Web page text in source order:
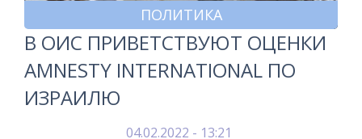
ПОЛИТИКА
В ОИС ПРИВЕТСТВУЮТ ОЦЕНКИ
AMNESTY INTERNATIONAL ПО
ИЗРАИЛЮ
04.02.2022 - 13:21